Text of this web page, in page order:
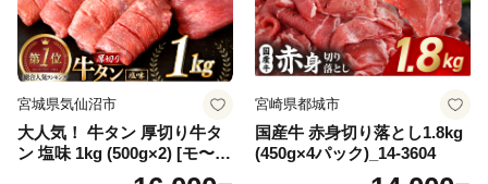
宮城県気仙沼市
大人気！ 牛タン 厚切り牛タ
ン 塩味 1kg (500g×2) [モ〜ラ
ンド 宮城県 気仙沼市 205646
宮崎県都城市
国産牛 赤身切り落とし1.8kg
(450g×4パック)_14-3604